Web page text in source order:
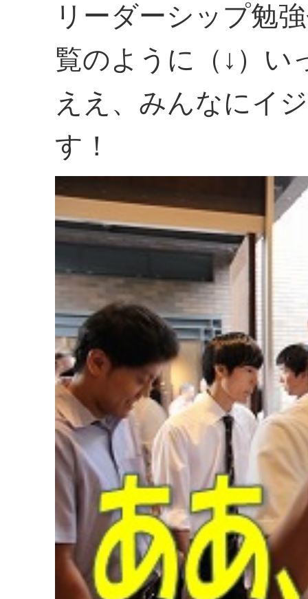
リーダーシップ勉
覧のように（↓）い
ええ、みんなにイ
す！